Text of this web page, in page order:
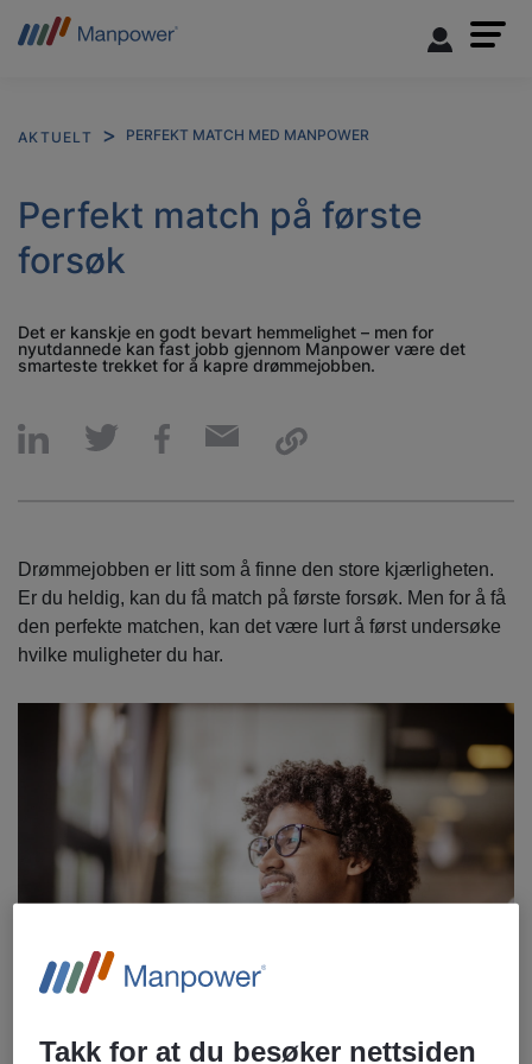
AKTUELT PERFEKT MATCH MED MANPOWER
Perfekt match på første
forsøk
Det er kanskje en godt bevart hemmelighet – men for
nyutdannede kan fast jobb gjennom Manpower være det
smarteste trekket for å kapre drømmejobben.
Drømmejobben er litt som å finne den store kjærligheten.
Er du heldig, kan du få match på første forsøk. Men for å få
den perfekte matchen, kan det være lurt å først undersøke
hvilke muligheter du har.
Takk for at du besøker nettsiden